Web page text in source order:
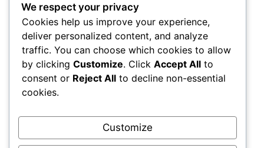
Pentingnya Memperbarui Perangkat Lunak
untuk Menjaga Keamanan Sistem
Cara Mengelola Aplikasi Startup agar Komputer
Menyala Lebih Cepat
Panduan Memilih Sistem Operasi Sesuai
Kebutuhan Pengguna
Cara Membersihkan Laptop dengan Aman
untuk Mencegah Penumpukan Debu
We respect your privacy
Cookies help us improve your experience,
deliver personalized content, and analyze
traffic. You can choose which cookies to allow
by clicking Customize. Click Accept All to
consent or Reject All to decline non-essential
cookies.
Customize